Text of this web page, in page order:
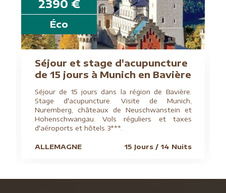
2390 €
Éco
Séjour et stage d'acupuncture
de 15 jours à Munich en Bavière
Séjour de 15 jours dans la région de Bavière.
Stage d'acupuncture. Visite de Munich,
Nuremberg, châteaux de Neuschwanstein et
Hohenschwangau. Vols réguliers et taxes
d'aéroports et hôtels 3***.
ALLEMAGNE 15 Jours / 14 Nuits